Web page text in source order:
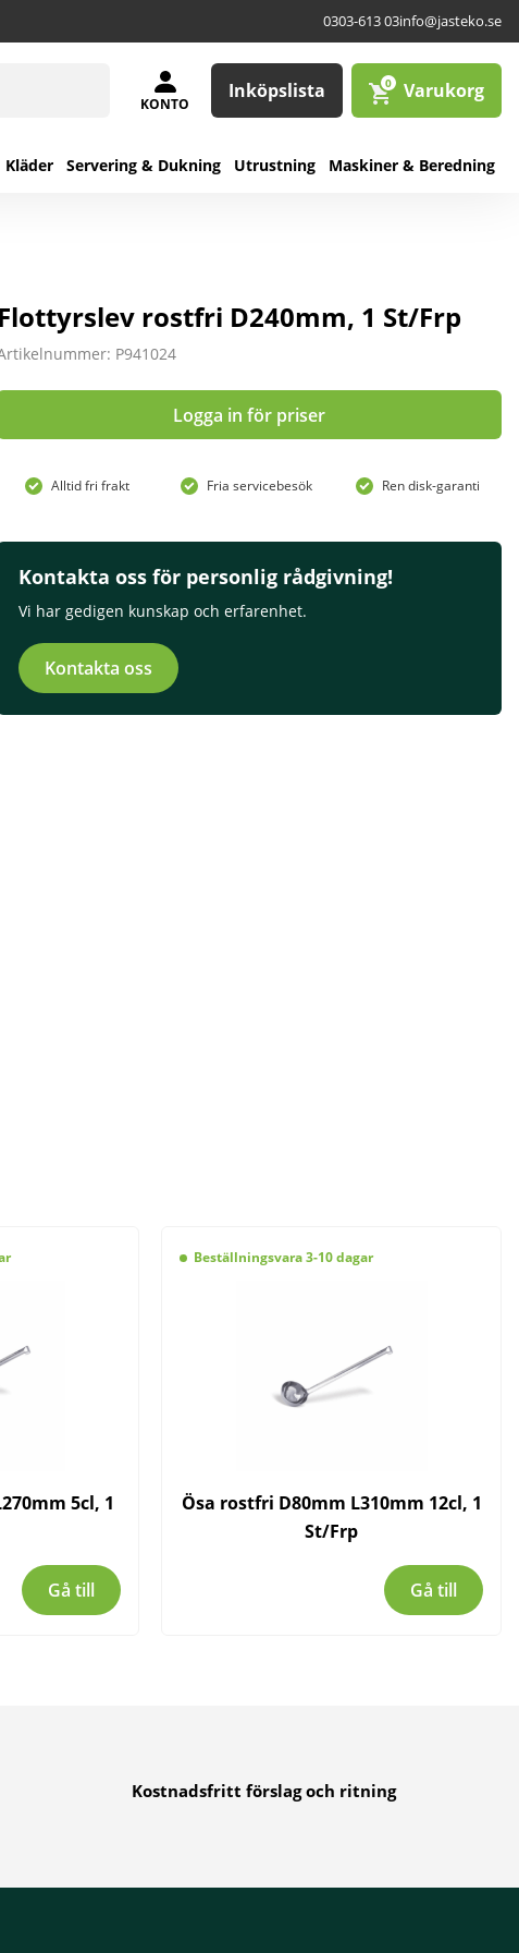
0303-613 03info@jasteko.se
KONTO
Inköpslista 0 Varukorg
Kläder Servering & Dukning Utrustning Maskiner & Beredning
Flottyrslev rostfri D240mm, 1 St/Frp
P941024
Logga in för priser
Alltid fri frakt Fria servicebesök Ren disk-garanti
Kontakta oss för personlig rådgivning!
Vi har gedigen kunskap och erfarenhet.
Kontakta oss
5cl, 1
Gå till
Beställningsvara 3-10 dagar
Ösa rostfri D80mm L310mm 12cl, 1
St/Frp
Gå till
Kostnadsfritt förslag och ritning